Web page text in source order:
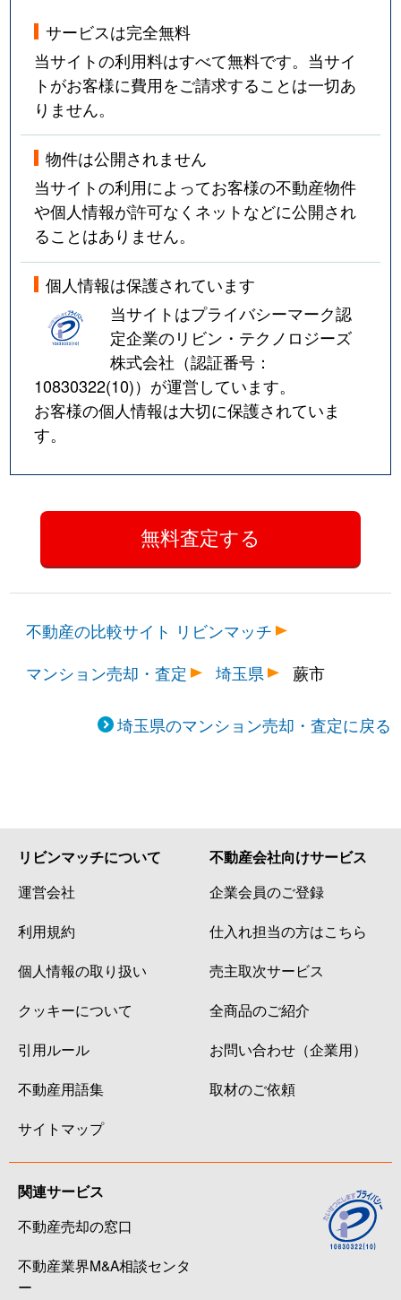
サービスは完全無料
当サイトの利用料はすべて無料です。当サイ
トがお客様に費用をご請求することは一切あ
りません。
物件は公開されません
当サイトの利用によってお客様の不動産物件
や個人情報が許可なくネットなどに公開され
ることはありません。
個人情報は保護されています
当サイトはプライバシーマーク認
定企業のリビン・テクノロジーズ
株式会社（認証番号：
10830322(10)）が運営しています。
お客様の個人情報は大切に保護されていま
す。
不動産の比較サイト リビンマッチ
マンション売却・査定
埼玉県 蕨市
埼玉県のマンション売却・査定に戻る
リビンマッチについて
運営会社
利用規約
個人情報の取り扱い
クッキーについて
引用ルール
不動産用語集
サイトマップ
不動産会社向けサービス
企業会員のご登録
仕入れ担当の方はこちら
売主取次サービス
全商品のご紹介
お問い合わせ（企業用）
取材のご依頼
関連サービス
不動産売却の窓口
不動産業界M&A相談センタ
ー